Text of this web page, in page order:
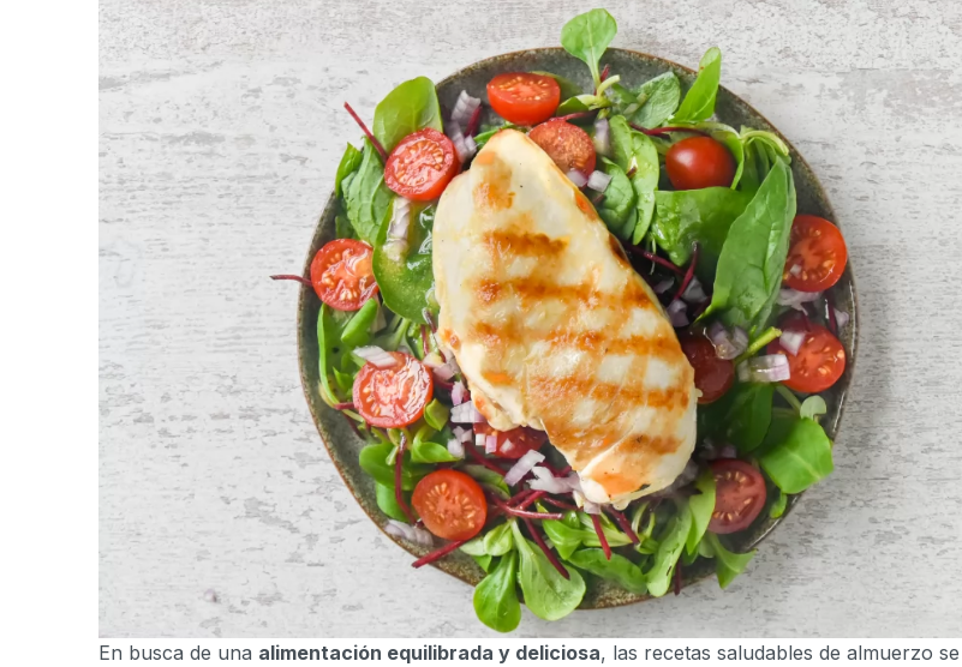
En busca de una alimentación equilibrada y deliciosa, las recetas saludables de almuerzo